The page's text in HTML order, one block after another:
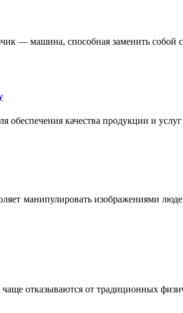
— машина, способная заменить собой
качества продукции и услуг
манипулировать изображениями
отказываются от традиционных